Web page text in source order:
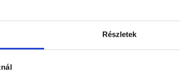
Részletek